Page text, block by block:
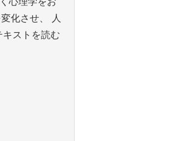
化させ、 人
ストを読む